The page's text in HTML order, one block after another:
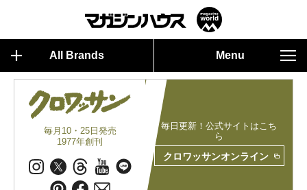
All Brands Menu
毎月10・25日発売
1977年創刊
毎日更新！公式サイトはこち
ら
クロワッサンオンライン